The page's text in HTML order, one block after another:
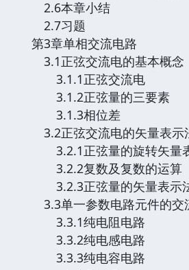
2.6本章小结
2.7习题
第3章单相交流电路
3.1正弦交流电的基本概念
3.1.1正弦交流电
3.1.2正弦量的三要素
3.1.3相位差
3.2正弦交流电的矢量表示
3.2.1正弦量的旋转矢量
3.2.2复数及复数的运算
3.2.3正弦量的矢量表示
3.3单一参数电路元件的交
3.3.1纯电阻电路
3.3.2纯电感电路
3.3.3纯电容电路